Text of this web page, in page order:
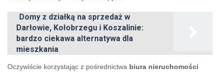
Domy z działką na sprzedaż w
Darłowie, Kołobrzegu i Koszalinie:
bardzo ciekawa alternatywa dla
mieszkania
Oczywiście korzystając z pośrednictwa biura nieruchomości